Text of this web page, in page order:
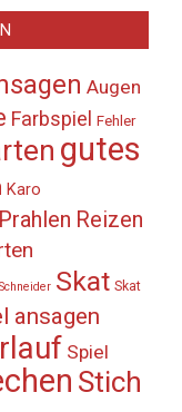
Augen
Farbspiel Fehler
gutes
Karo
Prahlen Reizen
Schneider Skat Skat
ansagen
Spiel
Stich